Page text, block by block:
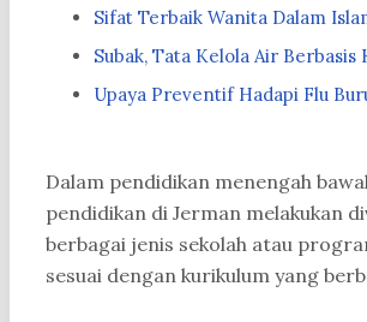
Sifat Terbaik Wanita Dalam
Subak, Tata Kelola Air
Upaya Preventif Hadapi Flu
Dalam pendidikan menengah
pendidikan di Jerman melakukan
berbagai jenis sekolah atau
sesuai dengan kurikulum yang